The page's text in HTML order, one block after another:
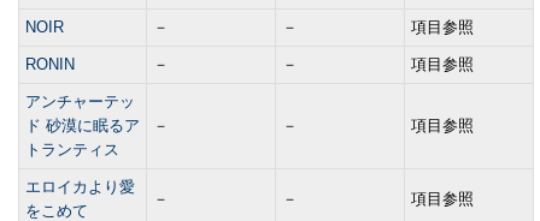
NOIR － － 項目参照
RONIN － － 項目参照
アンチャーテッ
ド 砂漠に眠るア
トランティス
－ － 項目参照
エロイカより愛
をこめて
－ － 項目参照